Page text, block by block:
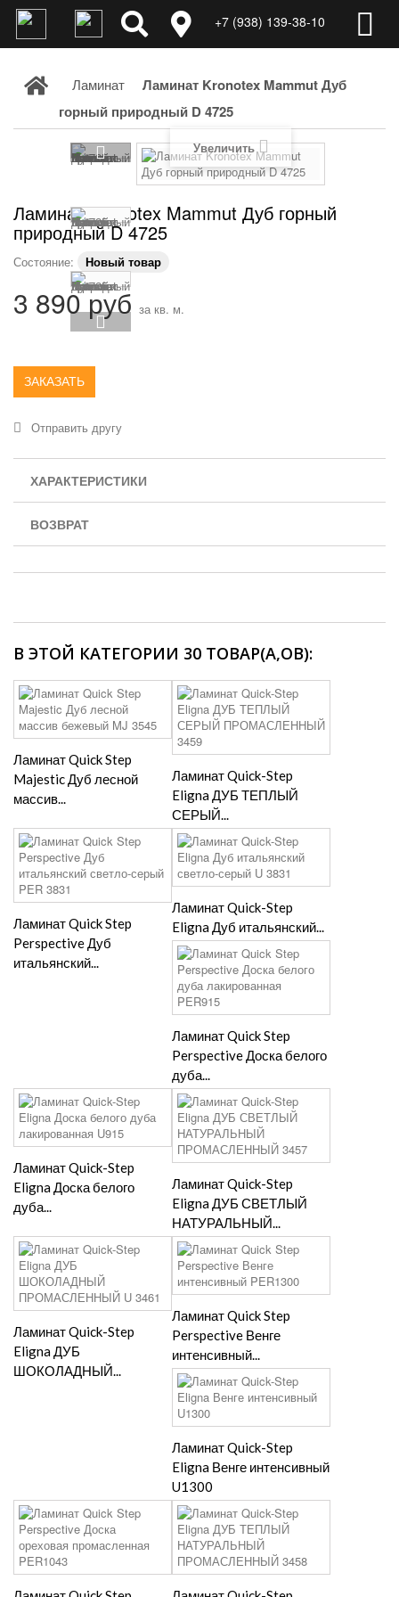
+7 (938) 139-38-10
Ламинат
Ламинат Kronotex Mammut Дуб
горный природный D 4725
Увеличить
Ламинат Kronotex Mammut Дуб горный
природный D 4725
Состояние: Новый товар
3 890 руб за кв. м.
ЗАКАЗАТЬ
Отправить другу
ХАРАКТЕРИСТИКИ
ВОЗВРАТ
В ЭТОЙ КАТЕГОРИИ 30 ТОВАР(А,ОВ):
Ламинат Quick Step
Majestic Дуб лесной
массив...
Ламинат Quick-Step
Eligna ДУБ ТЕПЛЫЙ
СЕРЫЙ...
Ламинат Quick Step
Perspective Дуб
итальянский...
Ламинат Quick-Step
Eligna Дуб итальянский...
Ламинат Quick Step
Perspective Доска белого
дуба...
Ламинат Quick-Step
Eligna Доска белого
дуба...
Ламинат Quick-Step
Eligna ДУБ СВЕТЛЫЙ
НАТУРАЛЬНЫЙ...
Ламинат Quick-Step
Eligna ДУБ
ШОКОЛАДНЫЙ...
Ламинат Quick Step
Perspective Венге
интенсивный...
Ламинат Quick-Step
Eligna Венге интенсивный
U1300